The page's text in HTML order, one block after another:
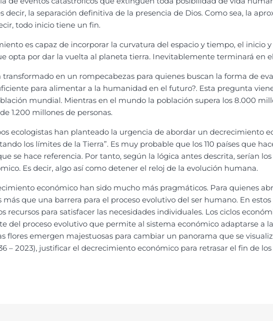
la separación definitiva de la presencia de Dios. Como sea, la
todo inicio tiene un fin.
es capaz de incorporar la curvatura del espacio y tiempo, el inicio
opta por dar la vuelta al planeta tierra. Inevitablemente terminará en
en un rompecabezas para quienes buscan la forma de
para alimentar a la humanidad en el futuro?. Esta pregunta
mundial. Mientras en el mundo la población supera los 8.000
1.200 millones de personas.
ecologistas han planteado la urgencia de abordar un decrecimiento
los límites de la Tierra”. Es muy probable que los 110 países que
se hace referencia. Por tanto, según la lógica antes descrita, serían
Es decir, algo así como detener el reloj de la evolución humana.
económico han sido mucho más pragmáticos. Para quienes
que una barrera para el proceso evolutivo del ser humano. En
recursos para satisfacer las necesidades individuales. Los ciclos
del proceso evolutivo que permite al sistema económico adaptarse a
flores emergen majestuosas para cambiar un panorama que se
– 2023), justificar el decrecimiento económico para retrasar el fin de